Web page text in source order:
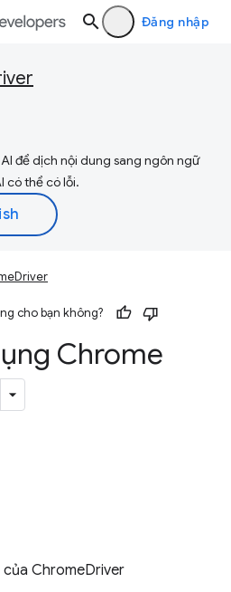
Đăng nhập
để dịch nội dung sang ngôn ngữ
có thể có lỗi.
cho bạn không?
Chrome
ChromeDriver